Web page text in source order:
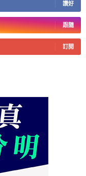
讚好
跟隨
訂閱